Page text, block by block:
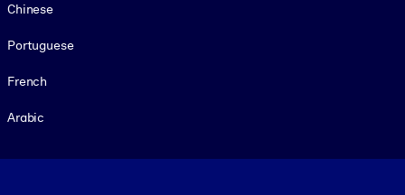
Chinese
Portuguese
French
Arabic